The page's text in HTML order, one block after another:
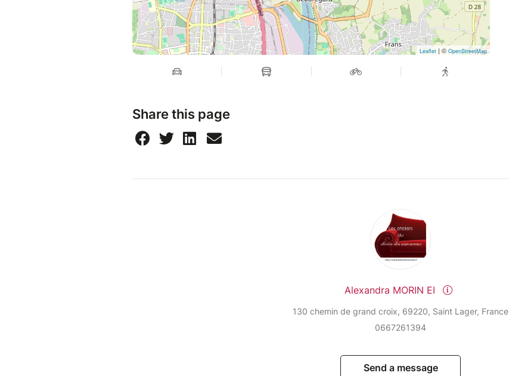
Leaflet| © OpenStreetMap
Share this page
Alexandra MORIN EI
130 chemin de grand croix, 69220, Saint Lager, France
0667261394
Send a message